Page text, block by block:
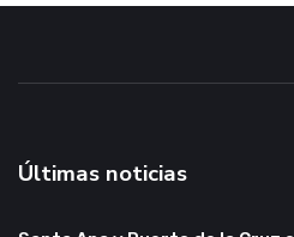
Últimas noticias